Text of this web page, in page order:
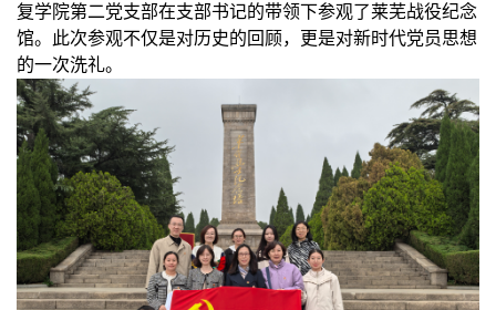
复学院第二党支部在支部书记的带领下参观了莱芜战役纪念
馆。此次参观不仅是对历史的回顾，更是对新时代党员思想
的一次洗礼。